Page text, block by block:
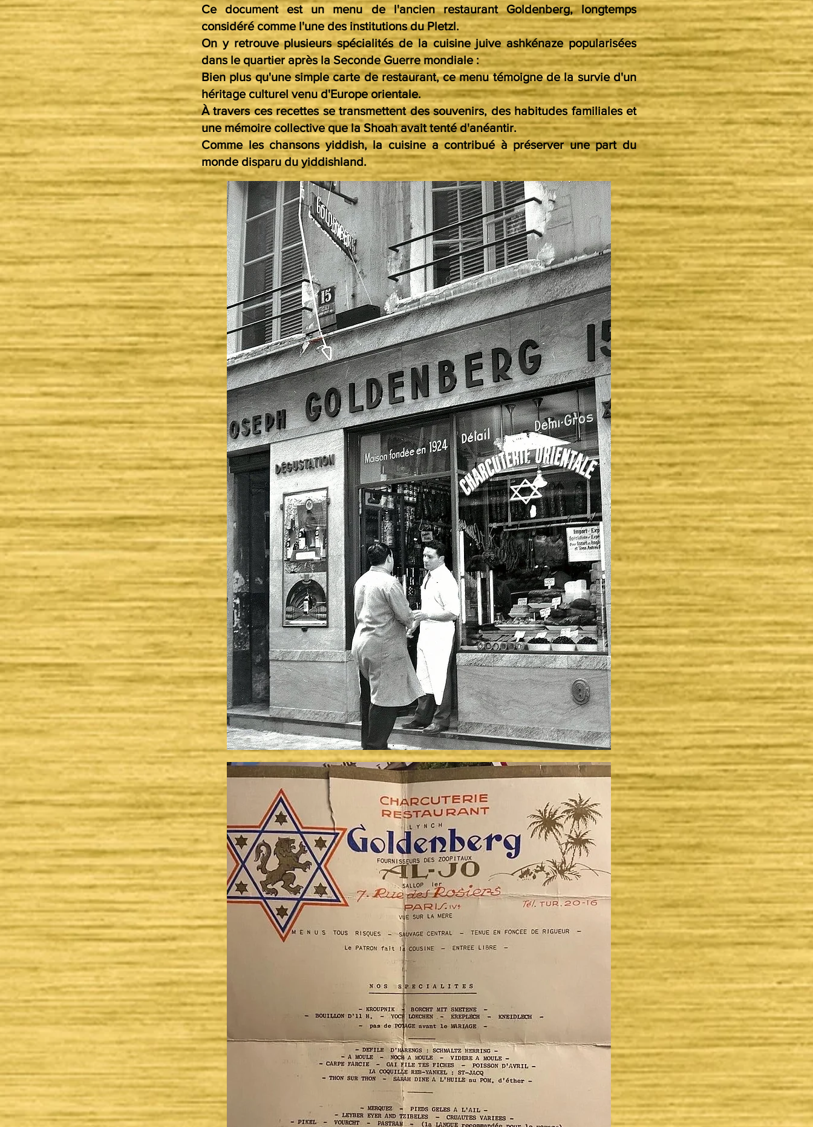
Ce document est un menu de l'ancien restaurant Goldenberg, longtemps
considéré comme l'une des institutions du Pletzl.
On y retrouve plusieurs spécialités de la cuisine juive ashkénaze popularisées
dans le quartier après la Seconde Guerre mondiale :
Bien plus qu'une simple carte de restaurant, ce menu témoigne de la survie d'un
héritage culturel venu d'Europe orientale.
À travers ces recettes se transmettent des souvenirs, des habitudes familiales et
une mémoire collective que la Shoah avait tenté d'anéantir.
Comme les chansons yiddish, la cuisine a contribué à préserver une part du
monde disparu du yiddishland.